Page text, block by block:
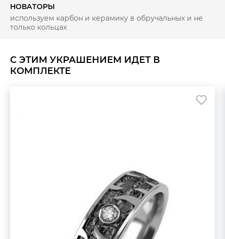
С ЭТИМ УКРАШЕНИЕМ ИДЕТ В
КОМПЛЕКТЕ
НОВАТОРЫ
используем карбон и керамику в обручальных и не
только кольцах